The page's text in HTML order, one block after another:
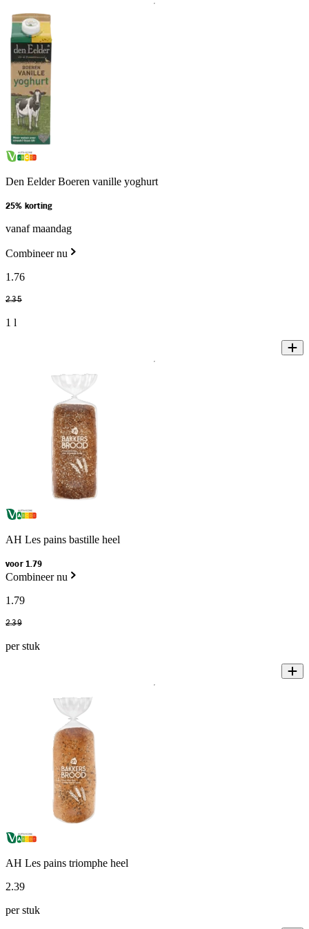
Den Eelder Boeren vanille yoghurt
25% korting
vanaf maandag
Combineer nu
1 .76
2.35
1 l
AH Les pains bastille heel
voor 1.79
Combineer nu
1 .79
2.39
per stuk
AH Les pains triomphe heel
2.39
per stuk